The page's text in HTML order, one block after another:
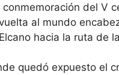
conmemoración del V
al mundo
hacia la ruta de
quedó expuesto el